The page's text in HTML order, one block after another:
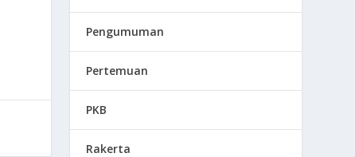
Pengumuman
Pertemuan
PKB
Rakerta